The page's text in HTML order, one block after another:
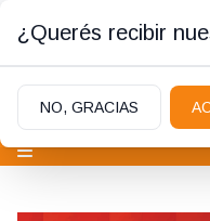
¿Querés recibir
NO, GRACIAS